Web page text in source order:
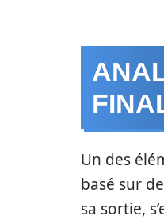
Un des
basé sur
sa sortie,